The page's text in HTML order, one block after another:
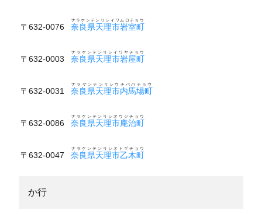
〒632-0076 奈良県天理市岩室町
ナラケンテンリシイワムロチョウ
〒632-0003 奈良県天理市岩屋町
ナラケンテンリシイワヤチョウ
〒632-0031 奈良県天理市内馬場町
ナラケンテンリシウチババチョウ
〒632-0086 奈良県天理市庵治町
ナラケンテンリシオウジチョウ
〒632-0047 奈良県天理市乙木町
ナラケンテンリシオトギチョウ
か行